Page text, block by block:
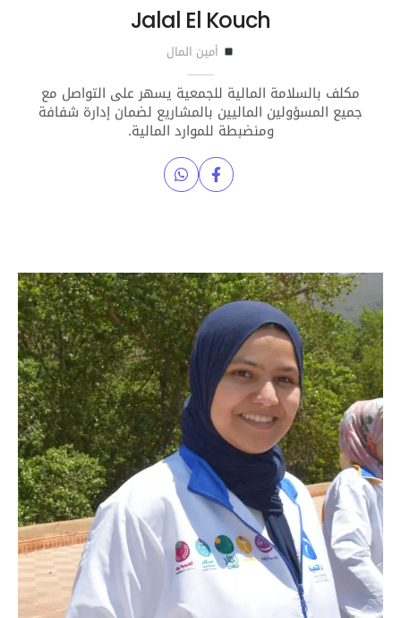
Jalal El Kouch
أمين المال
مكلف بالسلامة المالية للجمعية يسهر على التواصل مع
جميع المسؤولين الماليين بالمشاريع لضمان إدارة شفافة
ومنضبطة للموارد المالية.